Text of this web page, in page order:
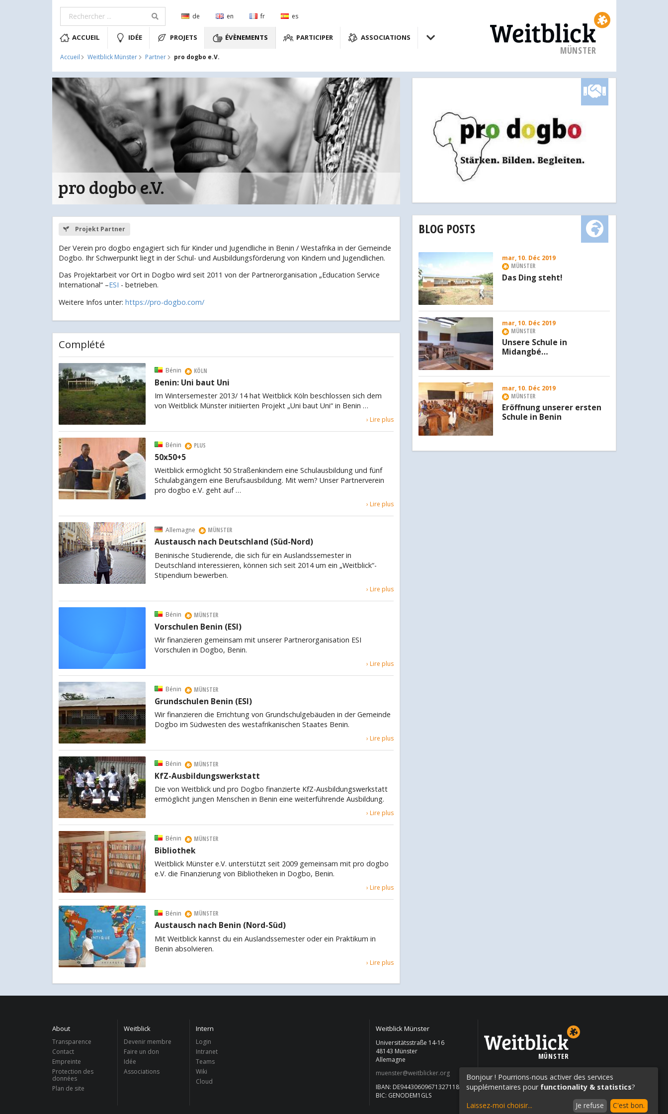
de en fr es
ACCUEIL IDÉE PROJETS ÉVÈNEMENTS PARTICIPER ASSOCIATIONS
Accueil Weitblick Münster Partner pro dogbo e.V.
MÜNSTER
pro dogbo e.V.
Projekt Partner
Der Verein pro dogbo engagiert sich für Kinder und Jugendliche in Benin / Westafrika in der Gemeinde
Dogbo. Ihr Schwerpunkt liegt in der Schul- und Ausbildungsförderung von Kindern und Jugendlichen.
Das Projektarbeit vor Ort in Dogbo wird seit 2011 von der Partnerorganisation „Education Service
International“ –ESI - betrieben.
Weitere Infos unter: https://pro-dogbo.com/
Complété
Bénin KÖLN
Benin: Uni baut Uni
Im Wintersemester 2013/ 14 hat Weitblick Köln beschlossen sich dem
von Weitblick Münster initiierten Projekt „Uni baut Uni“ in Benin …
› Lire plus
Bénin PLUS
50x50+5
Weitblick ermöglicht 50 Straßenkindern eine Schulausbildung und fünf
Schulabgängern eine Berufsausbildung. Mit wem? Unser Partnerverein
pro dogbo e.V. geht auf …
› Lire plus
Allemagne MÜNSTER
Austausch nach Deutschland (Süd-Nord)
Beninische Studierende, die sich für ein Auslandssemester in
Deutschland interessieren, können sich seit 2014 um ein „Weitblick“-
Stipendium bewerben.
› Lire plus
Bénin MÜNSTER
Vorschulen Benin (ESI)
Wir finanzieren gemeinsam mit unserer Partnerorganisation ESI
Vorschulen in Dogbo, Benin.
› Lire plus
Bénin MÜNSTER
Grundschulen Benin (ESI)
Wir finanzieren die Errichtung von Grundschulgebäuden in der Gemeinde
Dogbo im Südwesten des westafrikanischen Staates Benin.
› Lire plus
Bénin MÜNSTER
KfZ-Ausbildungswerkstatt
Die von Weitblick und pro Dogbo finanzierte KfZ-Ausbildungswerkstatt
ermöglicht jungen Menschen in Benin eine weiterführende Ausbildung.
› Lire plus
Bénin MÜNSTER
Bibliothek
Weitblick Münster e.V. unterstützt seit 2009 gemeinsam mit pro dogbo
e.V. die Finanzierung von Bibliotheken in Dogbo, Benin.
› Lire plus
Bénin MÜNSTER
Austausch nach Benin (Nord-Süd)
Mit Weitblick kannst du ein Auslandssemester oder ein Praktikum in
Benin absolvieren.
› Lire plus
BLOG POSTS
mar, 10. Déc 2019
MÜNSTER
Das Ding steht!
mar, 10. Déc 2019
MÜNSTER
Unsere Schule in
Midangbé…
mar, 10. Déc 2019
MÜNSTER
Eröffnung unserer ersten
Schule in Benin
About
Transparence
Contact
Empreinte
Protection des
données
Plan de site
Weitblick
Devenir membre
Faire un don
Idée
Associations
Intern
Login
Intranet
Teams
Wiki
Cloud
Weitblick Münster
Universitätsstraße 14-16
48143 Münster
Allemagne
muenster@weitblicker.org
IBAN: DE94430609671327118400
BIC: GENODEM1GLS
MÜNSTER
Bonjour ! Pourrions-nous activer des services
supplémentaires pour functionality & statistics?
Laissez-moi choisir... Je refuse C'est bon.